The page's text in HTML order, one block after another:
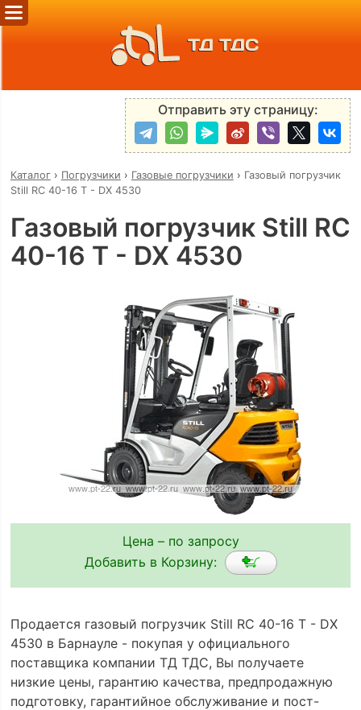
ТД ТДС
Отправить эту страницу:
Каталог› Погрузчики › Газовые погрузчики › Газовый погрузчик
Still RC 40-16 T - DX 4530
Газовый погрузчик Still RC
40-16 T - DX 4530
Цена – по запросу
Добавить в Корзину:
Продается газовый погрузчик Still RC 40-16 T - DX
4530 в Барнауле - покупая у официального
поставщика компании ТД ТДС, Вы получаете
низкие цены, гарантию качества, предпродажную
подготовку, гарантийное обслуживание и пост-